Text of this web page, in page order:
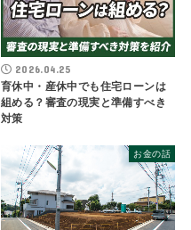
2026.04.25
育休中・産休中でも住宅ローンは
組める？審査の現実と準備すべき
対策
お金の話